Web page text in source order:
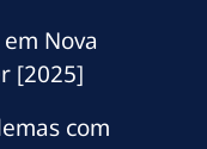
Nova
[2025]
com